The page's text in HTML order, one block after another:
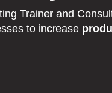
Trainer and
to increase